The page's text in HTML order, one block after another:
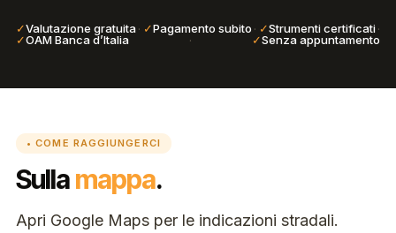
✓Valutazione gratuita· ✓Pagamento subito · ✓Strumenti certificati ·
✓OAM Banca d’Italia · ✓Senza appuntamento
• COME RAGGIUNGERCI
Sullamappa.
Apri Google Maps per le indicazioni stradali.